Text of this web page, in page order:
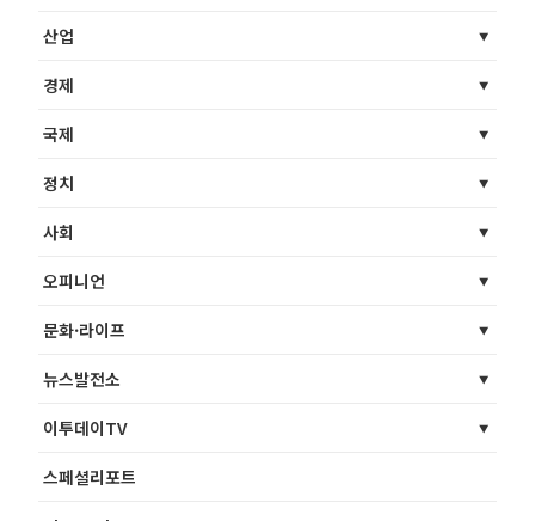
산업
경제
국제
정치
사회
오피니언
문화·라이프
뉴스발전소
이투데이TV
스페셜리포트